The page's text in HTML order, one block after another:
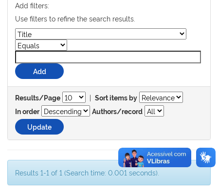
Add filters:
Use filters to refine the search results.
Results/Page | Sort items by
In order
Authors/record
Results 1-1 of 1 (Search time: 0.001 seconds).